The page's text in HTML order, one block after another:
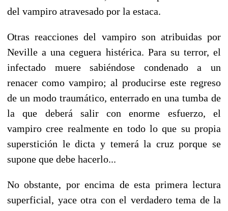
del vampiro atravesado por la estaca.
Otras reacciones del vampiro son atribuidas por
Neville a una ceguera histérica. Para su terror, el
infectado muere sabiéndose condenado a un
renacer como vampiro; al producirse este regreso
de un modo traumático, enterrado en una tumba de
la que deberá salir con enorme esfuerzo, el
vampiro cree realmente en todo lo que su propia
superstición le dicta y temerá la cruz porque se
supone que debe hacerlo...
No obstante, por encima de esta primera lectura
superficial, yace otra con el verdadero tema de la